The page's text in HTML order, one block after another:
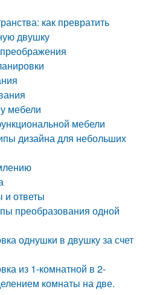
как превратить
двушку
мебели
мебели
дизайна для небольших
ответы
преобразования одной
однушки в двушку за счет
из 1-комнатной в 2-
комнаты на две.